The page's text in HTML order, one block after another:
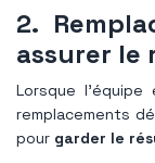
2.
assurer
Lorsque
remplacements
pour garder le